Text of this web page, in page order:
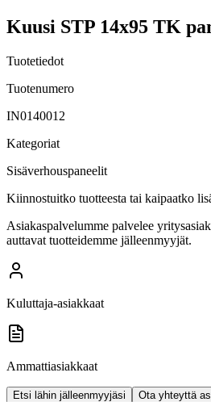
Kuusi STP 14x95 TK
Tuotetiedot
Tuotenumero
IN0140012
Kategoriat
Sisäverhouspaneelit
Kiinnostuitko tuotteesta tai kaipaatko
Asiakaspalvelumme palvelee
auttavat tuotteidemme jälleenmyyjät.
Kuluttaja-asiakkaat
Ammattiasiakkaat
Etsi lähin jälleenmyyjäsi Ota yhteyttä